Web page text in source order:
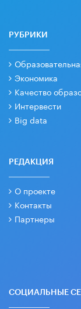
РУБРИКИ
Экономика
Качество
Интервести
Big data
РЕДАКЦИЯ
О проекте
Контакты
Партнеры
СОЦИАЛЬНЫЕ